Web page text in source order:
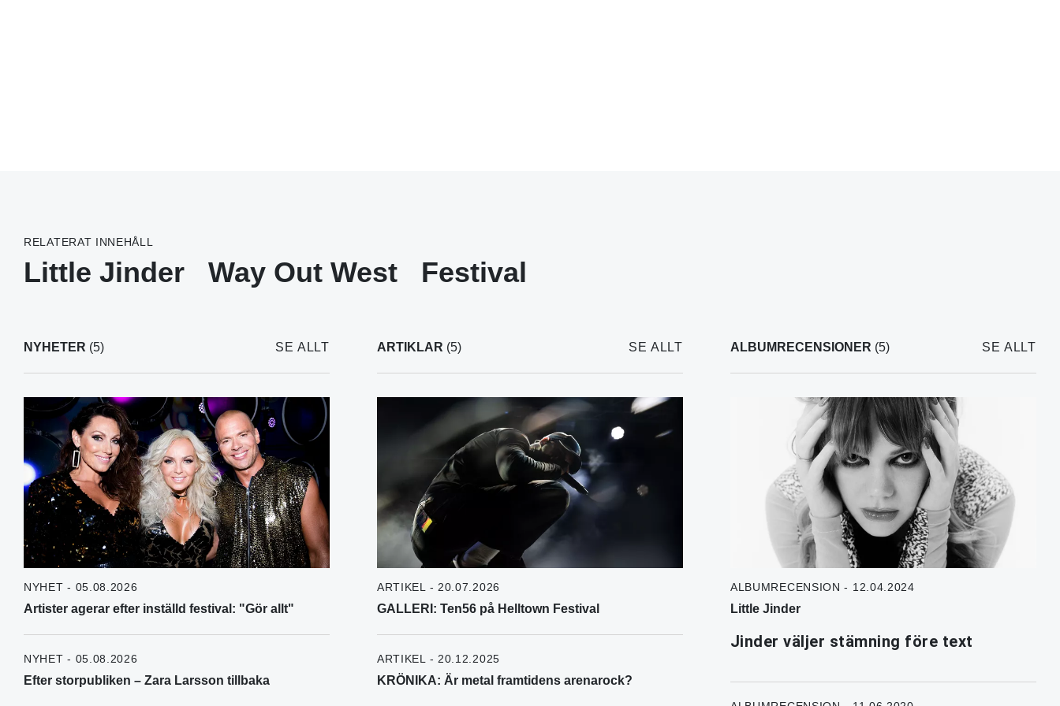
RELATERAT INNEHÅLL
Little Jinder Way Out West Festival
NYHETER (5) SE ALLT
NYHET - 05.08.2026
Artister agerar efter inställd festival: "Gör allt"
NYHET - 05.08.2026
Efter storpubliken – Zara Larsson tillbaka
ARTIKLAR (5) SE ALLT
ARTIKEL - 20.07.2026
GALLERI: Ten56 på Helltown Festival
ARTIKEL - 20.12.2025
KRÖNIKA: Är metal framtidens arenarock?
ALBUMRECENSIONER (5) SE ALLT
ALBUMRECENSION - 12.04.2024
Little Jinder
Jinder väljer stämning före text